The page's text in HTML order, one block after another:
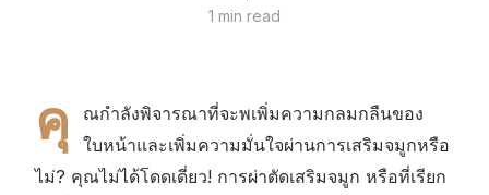
1 min read
คุ
ณกำลังพิจารณาที่จะพเพิ่มความกลมกลืนของ
ใบหน้าและเพิ่มความมั่นใจผ่านการเสริมจมูกหรือ
ไม่? คุณไม่ได้โดดเดี่ยว! การผ่าตัดเสริมจมูก หรือที่เรียก